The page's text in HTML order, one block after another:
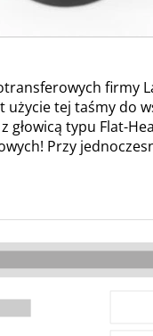
firmy
użycie tej taśmy do
głowicą typu Flat-
Przy